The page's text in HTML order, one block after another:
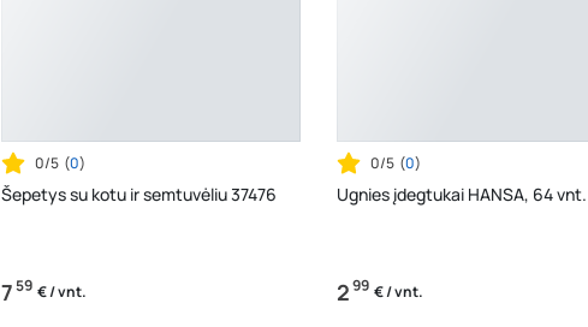
0/5 (0)
Šepetys su kotu ir semtuvėliu 37476
759 € / vnt.
0/5 (0)
Ugnies įdegtukai HANSA, 64 vnt.
299 € / vnt.